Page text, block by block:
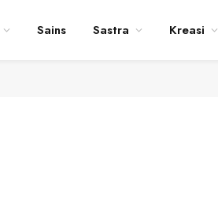
Sains Sastra Kreasi